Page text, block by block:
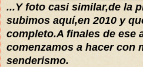
...Y foto casi similar,de la
subimos aquí,en 2010 y
completo.A finales de ese
comenzamos a hacer con
senderismo.